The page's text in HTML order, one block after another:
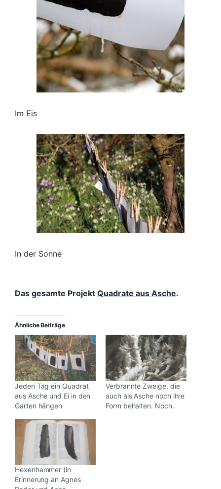
Im Eis
In der Sonne
Das gesamte Projekt Quadrate aus Asche.
Ähnliche Beiträge
Jeden Tag ein Quadrat
aus Asche und Ei in den
Garten hängen
Verbrannte Zweige, die
auch als Asche noch ihre
Form behalten. Noch.
Hexenhammer (in
Erinnerung an Agnes